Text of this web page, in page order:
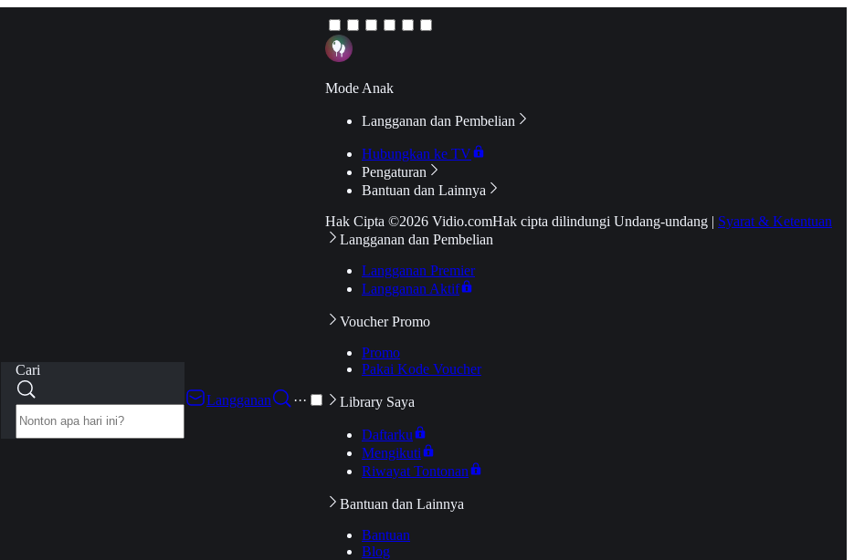
Cari
Langganan
···
Mode Anak
Langganan dan Pembelian
Hubungkan ke TV
Pengaturan
Bantuan dan Lainnya
Hak Cipta ©2026 Vidio.comHak cipta dilindungi Undang-undang | Syarat & Ketentuan
Langganan dan Pembelian
Langganan Premier
Langganan Aktif
Voucher Promo
Promo
Pakai Kode Voucher
Library Saya
Daftarku
Mengikuti
Riwayat Tontonan
Bantuan dan Lainnya
Bantuan
Blog